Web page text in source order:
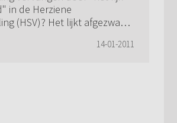
in de Herziene
(HSV)? Het lijkt afgezwakt
14-01-2011